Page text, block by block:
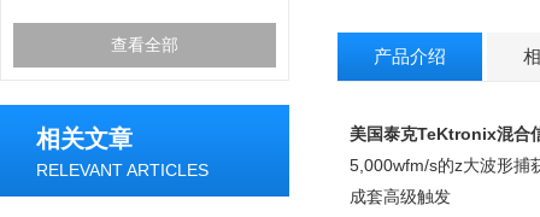
查看全部
相关文章
RELEVANT ARTICLES
产品介绍
美国泰克TeKtronix混合
5,000wfm/s的z大波形捕
成套高级触发